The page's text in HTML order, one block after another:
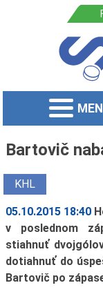
Bartovič
KHL
05.10.2015 18:40
v poslednom
stiahnuť
dotiahnuť do
Bartovič po